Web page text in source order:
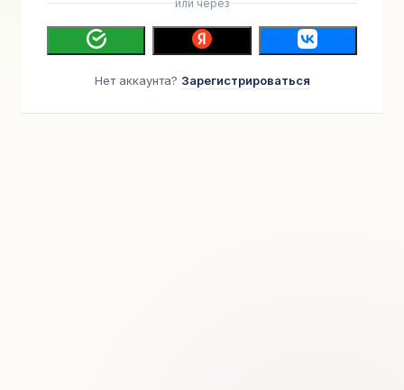
или через
Нет аккаунта? Зарегистрироваться